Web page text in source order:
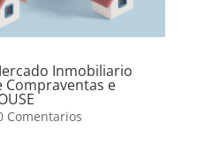
Inmobiliario
Compraventas e
Comentarios